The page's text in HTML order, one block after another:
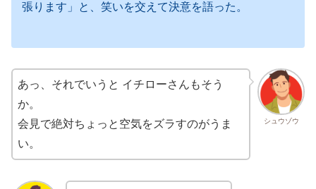
張ります」と、笑いを交えて決意を語った。
シュウゾウ
あっ、それでいうと イチローさんもそう
か。
会見で絶対ちょっと空気をズラすのがうま
い。